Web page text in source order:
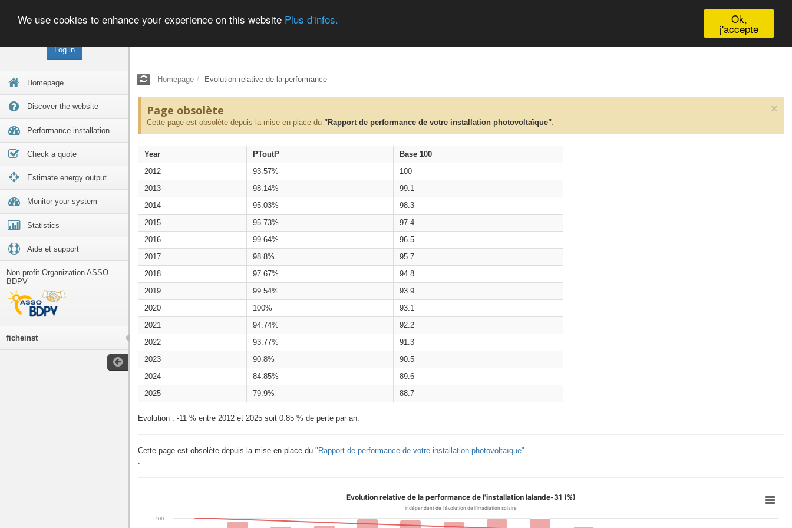
Log in
Homepage
Discover the website
Performance installation
Check a quote
Estimate energy output
Monitor your system
Statistics
Aide et support
Non profit Organization ASSO
BDPV
ficheinst
Ok,
j'accepte
We use cookies to enhance your experience on this website Plus d'infos.
Homepage Evolution relative de la performance
×
Page obsolète
Cette page est obsolète depuis la mise en place du "Rapport de performance de votre installation photovoltaïque".
Year PToutP
Base 100
2012
93.57%
100
2013
98.14%
99.1
2014
95.03%
98.3
2015
95.73%
97.4
2016
99.64%
96.5
2017
98.8%
95.7
2018
97.67%
94.8
2019
99.54%
93.9
2020
100%
93.1
2021
94.74%
92.2
2022
93.77%
91.3
2023
90.8%
90.5
2024
84.85%
89.6
2025
79.9% 88.7
Evolution : -11 % entre 2012 et 2025 soit 0.85 % de perte par an.
Cette page est obsolète depuis la mise en place du "Rapport de performance de votre installation photovoltaïque"
.
Evolution relative de la performance de l'installation lalande-31 (%)
Indépendant de l'évolution de l'irradiation solaire
100